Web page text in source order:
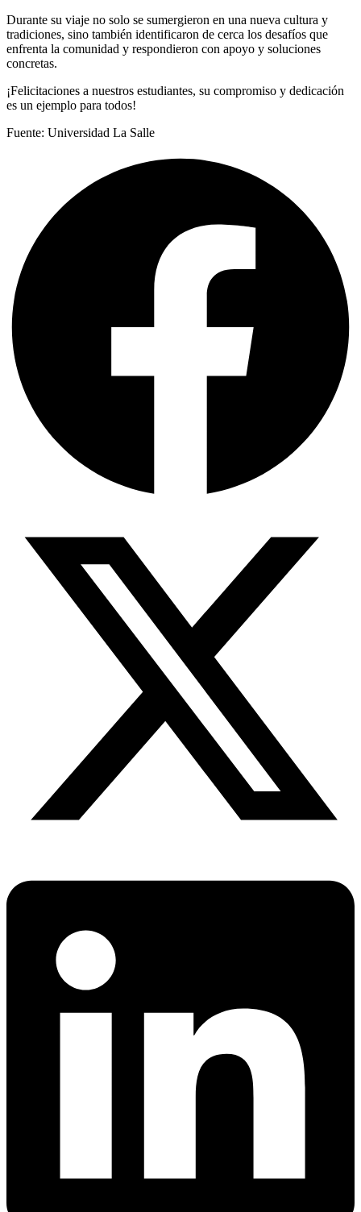
Durante su viaje no solo se sumergieron en una nueva cultura y
tradiciones, sino también identificaron de cerca los desafíos que
enfrenta la comunidad y respondieron con apoyo y soluciones
concretas.
¡Felicitaciones a nuestros estudiantes, su compromiso y dedicación
es un ejemplo para todos!
Fuente: Universidad La Salle